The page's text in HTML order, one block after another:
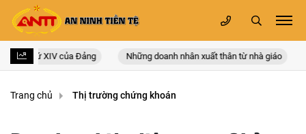
lần thứ XIV của Đảng Những doanh nhân xuất thân từ nhà giáo
Trang chủ Thị trường chứng khoán